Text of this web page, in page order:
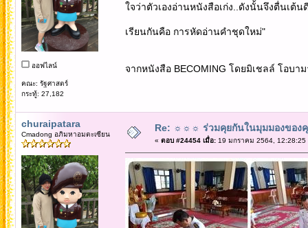
ออฟไลน์
คณะ: รัฐศาสตร์
กระทู้: 27,182
ใจว่าตัวเองอ่านหนังสือเก่ง..ดังนั้นจึงตื่นเต้
เรียนกันคือ การหัดอ่านคำชุดใหม่"
จากหนังสือ BECOMING โดยมิเชลล์ โอบาม
churaipatara
Cmadong อภิมหาอมตะเซียน
Re: ☼☼☼ ร่วมคุยกันในมุมมองของ
« ตอบ #24454 เมื่อ:19 มกราคม 2564, 12:28:25